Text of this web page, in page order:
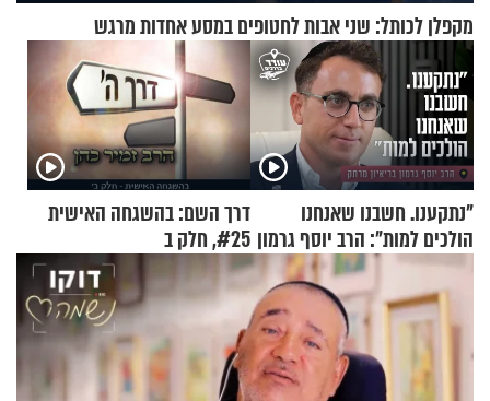
מקפלן לכותל: שני אבות לחטופים במסע אחדות מרגש
"נתקענו. חשבנו שאנחנו
הולכים למות": הרב יוסף גרמון
בריאיון מרתק
דרך השם: בהשגחה האישית
#25, חלק ב